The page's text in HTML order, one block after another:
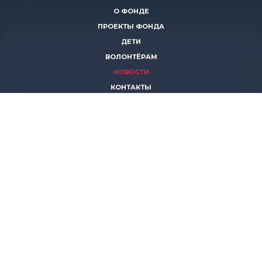
О ФОНДЕ
ПРОЕКТЫ ФОНДА
ДЕТИ
ВОЛОНТЁРАМ
НОВОСТИ
КОНТАКТЫ